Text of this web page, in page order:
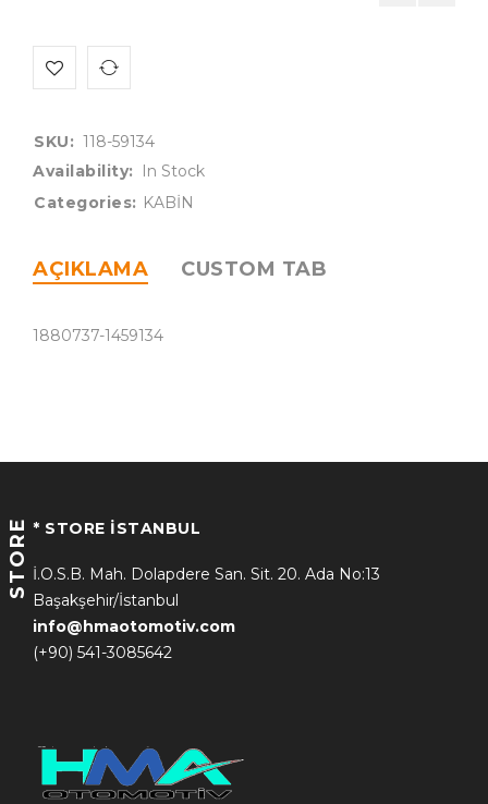
SKU: 118-59134
Availability:
In Stock
Categories: KABİN
AÇIKLAMA CUSTOM TAB
1880737-1459134
STORE * STORE İSTANBUL
İ.O.S.B. Mah. Dolapdere San. Sit. 20. Ada No:13
Başakşehir/İstanbul
info@hmaotomotiv.com
(+90) 541-3085642